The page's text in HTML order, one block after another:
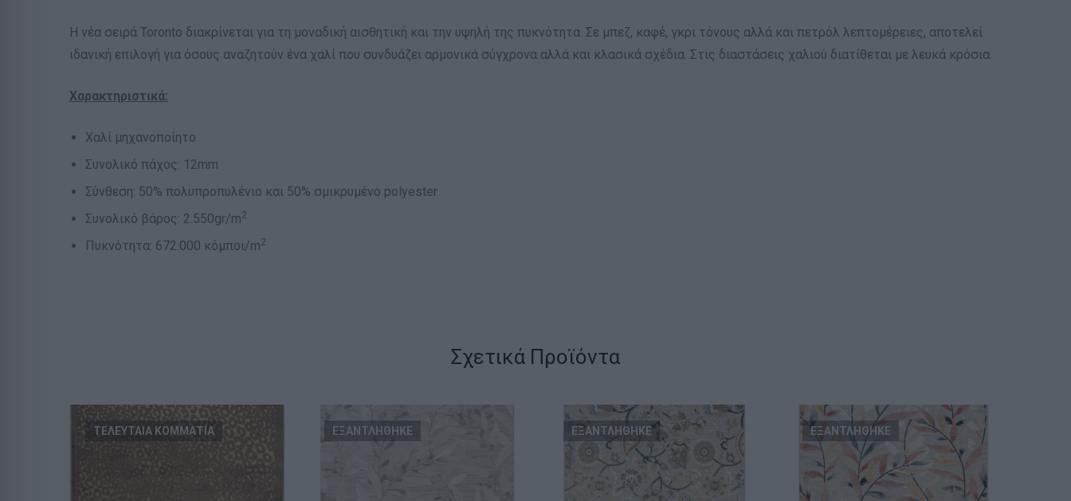
Η νέα σειρά Toronto διακρίνεται για τη μοναδική αισθητική και την υψηλή της πυκνότητα. Σε μπεζ, καφέ, γκρι τόνους αλλά και πετρόλ λεπτομέρειες, αποτελεί
ιδανική επιλογή για όσους αναζητούν ένα χαλί που συνδυάζει αρμονικά σύγχρονα αλλά και κλασικά σχέδια. Στις διαστάσεις χαλιού διατίθεται με λευκά κρόσια.
Χαρακτηριστικά:
Χαλί μηχανοποίητο
Συνολικό πάχος: 12mm
Σύνθεση: 50% πολυπροπυλένιο και 50% σμικρυμένο polyester
Συνολικό βάρος: 2.550gr/m2
Πυκνότητα: 672.000 κόμποι/m2
Σχετικά Προϊόντα
ΤΕΛΕΥΤΑΙΑ ΚΟΜΜΑΤΙΑ ΕΞΑΝΤΛΗΘΗΚΕ ΕΞΑΝΤΛΗΘΗΚΕ ΕΞΑΝΤΛΗΘΗΚΕ